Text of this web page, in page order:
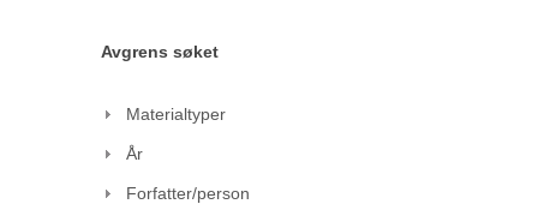
Avgrens søket
Materialtyper
År
Forfatter/person